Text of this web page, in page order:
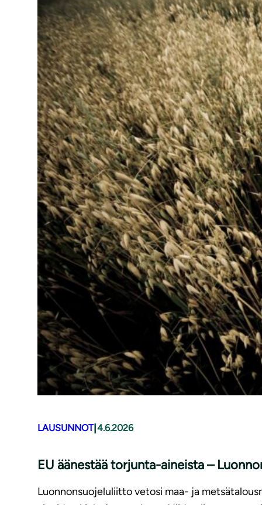
LAUSUNNOT| 4.6.2026
EU äänestää torjunta-aineista –
Luonnonsuojeluliitto vetosi maa- ja